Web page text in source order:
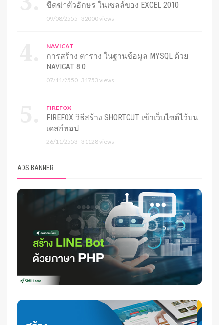
ขีดฆ่าตัวอักษร ในเซลล์ของ EXCEL 2010
09/08/2555 32000 views
NAVICAT
การสร้าง ตาราง ในฐานข้อมูล MYSQL ด้วย
NAVICAT 8.0
07/11/2550 31753 views
FIREFOX
FIREFOX วิธีสร้าง SHORTCUT เข้าเว็บไซต์ไว้บน
เดสก์ทอป
26/11/2553 31128 views
ADS BANNER